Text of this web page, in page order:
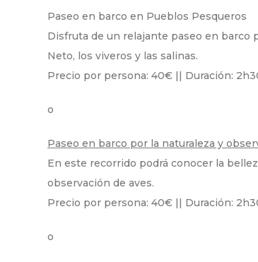
Paseo en barco en Pueblos Pesqueros
Disfruta de un relajante paseo en barco
Neto, los viveros y las salinas.
Precio por persona: 40€ || Duración:
o
Paseo en barco por la naturaleza y
En este recorrido podrá conocer la
observación de aves.
Precio por persona: 40€ || Duración:
o